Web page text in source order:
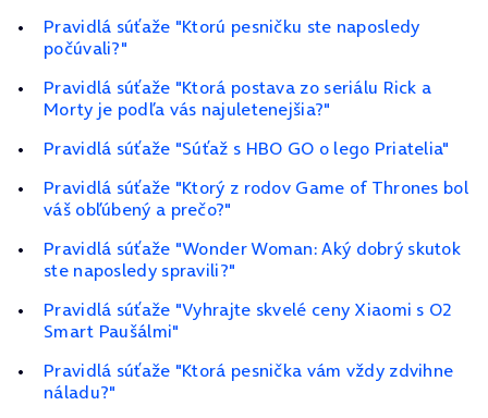
Pravidlá súťaže "Ktorú pesničku ste naposledy
počúvali?"
Pravidlá súťaže "Ktorá postava zo seriálu Rick a
Morty je podľa vás najuletenejšia?"
Pravidlá súťaže "Súťaž s HBO GO o lego Priatelia"
Pravidlá súťaže "Ktorý z rodov Game of Thrones bol
váš obľúbený a prečo?"
Pravidlá súťaže "Wonder Woman: Aký dobrý skutok
ste naposledy spravili?"
Pravidlá súťaže "Vyhrajte skvelé ceny Xiaomi s O2
Smart Paušálmi"
Pravidlá súťaže "Ktorá pesnička vám vždy zdvihne
náladu?"